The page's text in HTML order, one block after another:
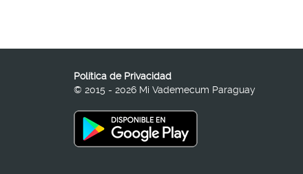
Política de Privacidad
© 2015 - 2026 Mi Vademecum Paraguay